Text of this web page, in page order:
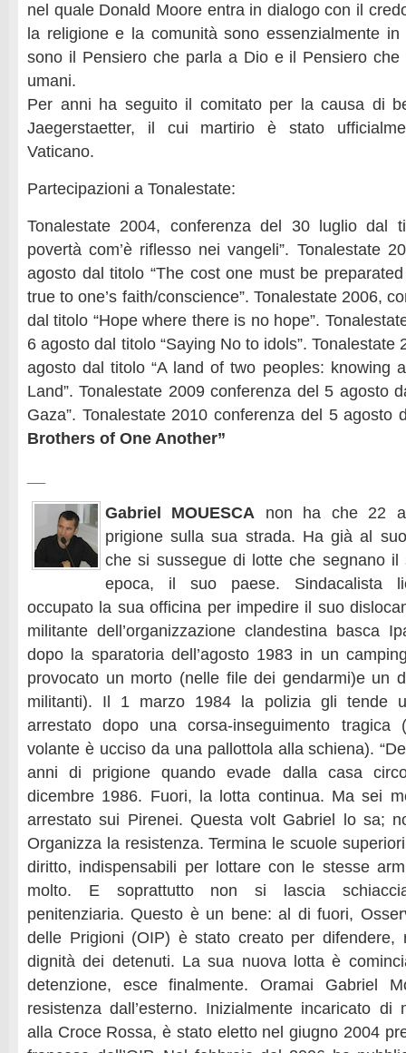
nel quale Donald Moore entra in dialogo con il
la religione e la comunità sono essenzialmente
sono il Pensiero che parla a Dio e il Pensiero
umani.
Per anni ha seguito il comitato per la causa di
Jaegerstaetter, il cui martirio è stato
Vaticano.
Partecipazioni a Tonalestate:
Tonalestate 2004, conferenza del 30 luglio dal
povertà com’è riflesso nei vangeli”. Tonalestate
agosto dal titolo “The cost one must be
true to one’s faith/conscience”. Tonalestate 2006,
dal titolo “Hope where there is no hope”.
6 agosto dal titolo “Saying No to idols”. Tonalestate
agosto dal titolo “A land of two peoples: knowing
Land”. Tonalestate 2009 conferenza del 5 agosto
Gaza”. Tonalestate 2010 conferenza del 5 agosto
Brothers of One Another”
Gabriel MOUESCA non ha che 22
prigione sulla sua strada. Ha già al
che si sussegue di lotte che segnano il
epoca, il suo paese. Sindacalista
occupato la sua officina per impedire il suo
militante dell’organizzazione clandestina basca
dopo la sparatoria dell’agosto 1983 in un
provocato un morto (nelle file dei gendarmi)e un
militanti). Il 1 marzo 1984 la polizia gli tende
arrestato dopo una corsa-inseguimento
volante è ucciso da una pallottola alla schiena).
anni di prigione quando evade dalla casa
dicembre 1986. Fuori, la lotta continua. Ma sei
arrestato sui Pirenei. Questa volt Gabriel lo sa;
Organizza la resistenza. Termina le scuole
diritto, indispensabili per lottare con le stesse
molto. E soprattutto non si lascia
penitenziaria. Questo è un bene: al di fuori,
delle Prigioni (OIP) è stato creato per
dignità dei detenuti. La sua nuova lotta è
detenzione, esce finalmente. Oramai Gabriel
resistenza dall’esterno. Inizialmente incaricato di
alla Croce Rossa, è stato eletto nel giugno 2004